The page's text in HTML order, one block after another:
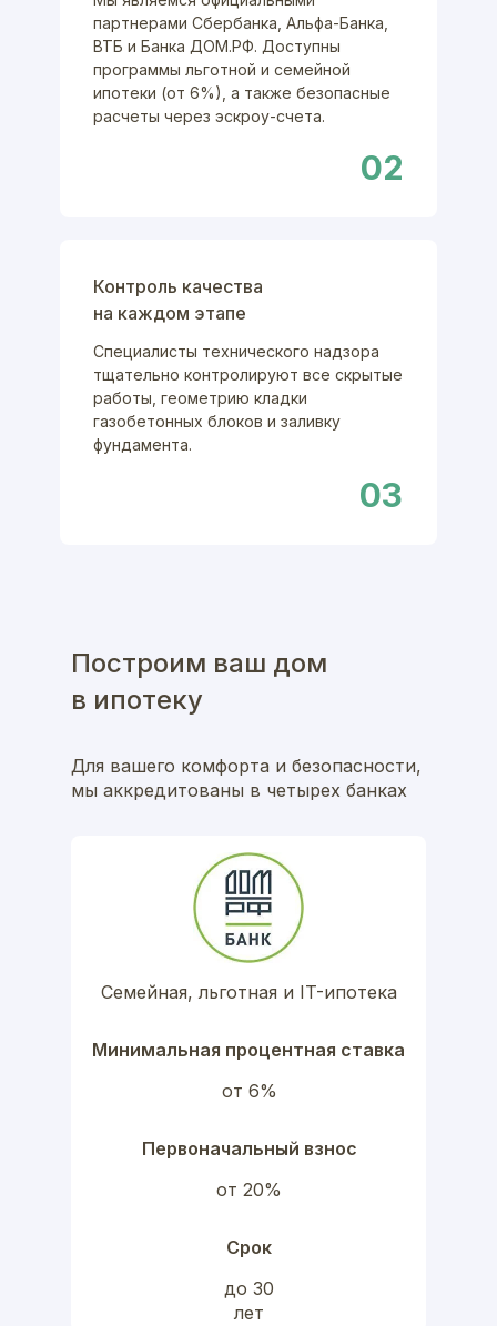
партнерами Сбербанка, Альфа-Банка,
ВТБ и Банка ДОМ.РФ. Доступны
программы льготной и семейной
ипотеки (от 6%), а также безопасные
расчеты через эскроу-счета.
02
Специалисты технического надзора
тщательно контролируют все скрытые
работы, геометрию кладки
газобетонных блоков и заливку
фундамента.
Контроль качества
на каждом этапе
03
Для вашего комфорта и безопасности,
мы аккредитованы в четырех банках
Построим ваш дом
в ипотеку
Семейная, льготная и IT-ипотека
Минимальная процентная ставка
от 6%
от 20%
Первоначальный взнос
до 30
лет
Срок